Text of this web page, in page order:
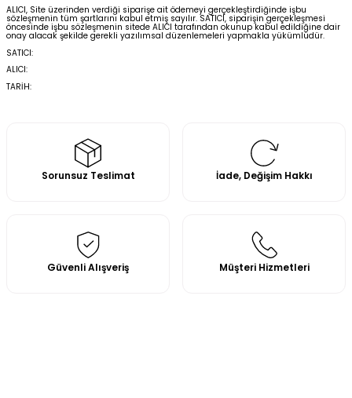
ALICI, Site üzerinden verdiği siparişe ait ödemeyi gerçekleştirdiğinde işbu
sözleşmenin tüm şartlarını kabul etmiş sayılır. SATICI, siparişin gerçekleşmesi
öncesinde işbu sözleşmenin sitede ALICI tarafından okunup kabul edildiğine dair
onay alacak şekilde gerekli yazılımsal düzenlemeleri yapmakla yükümlüdür.
SATICI:
ALICI:
TARİH:
Sorunsuz Teslimat İade, Değişim Hakkı
Güvenli Alışveriş Müşteri Hizmetleri